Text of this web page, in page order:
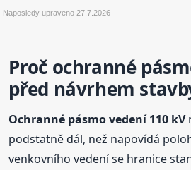
Naposledy upraveno27.7.2026
Proč ochranné
před návrhem
Ochranné pásmo vedení 110 kV
podstatně dál, než napovídá
venkovního vedení se hranice